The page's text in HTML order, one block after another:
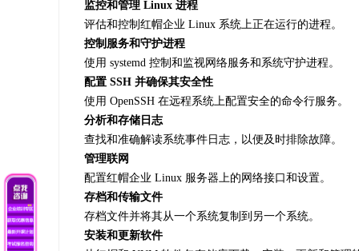
监控和管理 Linux 进程
评估和控制红帽企业 Linux 系统上正在运行的进程。
控制服务和守护进程
使用 systemd 控制和监视网络服务和系统守护进程。
配置 SSH 并确保其安全性
使用 OpenSSH 在远程系统上配置安全的命令行服务。
分析和存储日志
查找和准确解读系统事件日志，以便及时排除故障。
管理联网
配置红帽企业 Linux 服务器上的网络接口和设置。
存档和传输文件
存档文件并将其从一个系统复制到另一个系统。
安装和更新软件